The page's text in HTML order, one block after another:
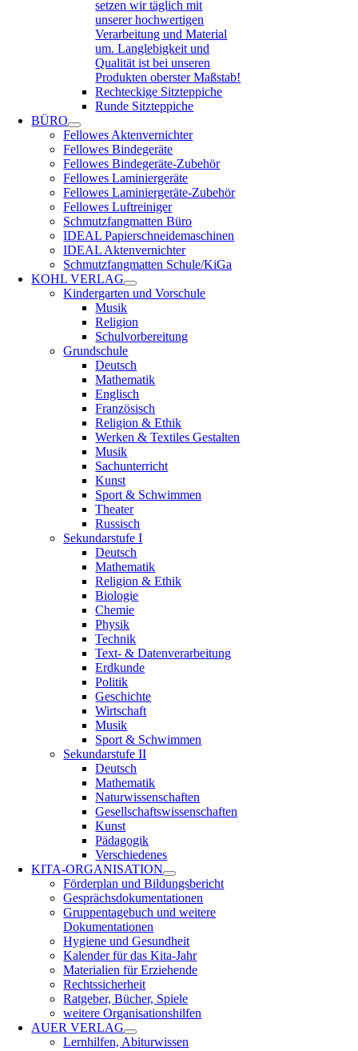
setzen wir täglich mit
unserer hochwertigen
Verarbeitung und Material
um. Langlebigkeit und
Qualität ist bei unseren
Produkten oberster Maßstab!
Rechteckige Sitzteppiche
Runde Sitzteppiche
BÜRO
Fellowes Aktenvernichter
Fellowes Bindegeräte
Fellowes Bindegeräte-Zubehör
Fellowes Laminiergeräte
Fellowes Laminiergeräte-Zubehör
Fellowes Luftreiniger
Schmutzfangmatten Büro
IDEAL Papierschneidemaschinen
IDEAL Aktenvernichter
Schmutzfangmatten Schule/KiGa
KOHL VERLAG
Kindergarten und Vorschule
Musik
Religion
Schulvorbereitung
Grundschule
Deutsch
Mathematik
Englisch
Französisch
Religion & Ethik
Werken & Textiles Gestalten
Musik
Sachunterricht
Kunst
Sport & Schwimmen
Theater
Russisch
Sekundarstufe I
Deutsch
Mathematik
Religion & Ethik
Biologie
Chemie
Physik
Technik
Text- & Datenverarbeitung
Erdkunde
Politik
Geschichte
Wirtschaft
Musik
Sport & Schwimmen
Sekundarstufe II
Deutsch
Mathematik
Naturwissenschaften
Gesellschaftswissenschaften
Kunst
Pädagogik
Verschiedenes
KITA-ORGANISATION
Förderplan und Bildungsbericht
Gesprächsdokumentationen
Gruppentagebuch und weitere
Dokumentationen
Hygiene und Gesundheit
Kalender für das Kita-Jahr
Materialien für Erziehende
Rechtssicherheit
Ratgeber, Bücher, Spiele
weitere Organisationshilfen
AUER VERLAG
Lernhilfen, Abiturwissen